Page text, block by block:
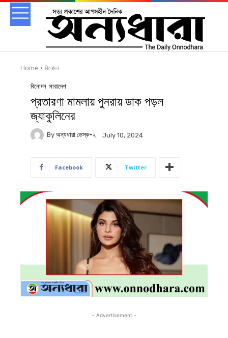
Home বিনোদন
বিনোদন সারাদেশ
প্রতারণা মামলায় পুনরায় ডাক পড়ল
জ্যাকুলিনের
By অন্যধারা ডেস্ক-২ July 10, 2024
Facebook Twitter
- Advertisement -